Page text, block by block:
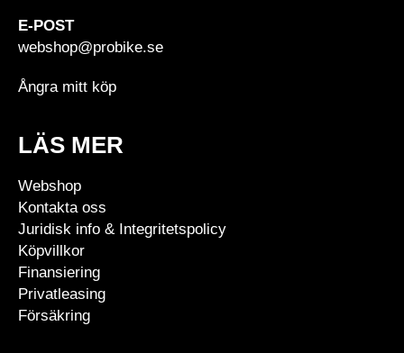
E-POST
webshop@probike.se
Ångra mitt köp
LÄS MER
Webshop
Kontakta oss
Juridisk info & Integritetspolicy
Köpvillkor
Finansiering
Privatleasing
Försäkring